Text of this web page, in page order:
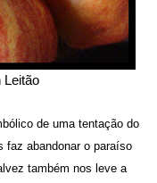
Leitão
de uma tentação do
faz abandonar o paraíso
também nos leve a